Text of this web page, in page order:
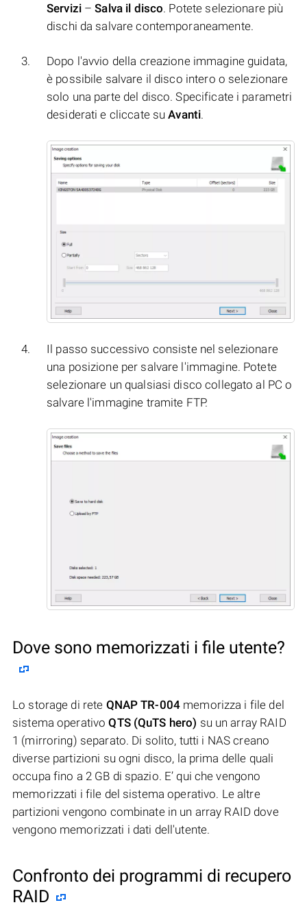
Servizi–Salva il disco. Potete selezionare più
dischi da salvare contemporaneamente.
Dopo l'avvio della creazione immagine guidata,
è possibile salvare il disco intero o selezionare
solo una parte del disco. Specificate i parametri
desiderati e cliccate suAvanti.
Il passo successivo consiste nel selezionare
una posizione per salvare l'immagine. Potete
selezionare un qualsiasi disco collegato al PC o
salvare l'immagine tramite FTP.
Dove sono memorizzati i file utente?
Lo storage di rete QNAP TR-004 memorizza i file del
sistema operativoQTS (QuTS hero) su un array RAID
1 (mirroring) separato. Di solito, tutti i NAS creano
diverse partizioni su ogni disco, la prima delle quali
occupa fino a 2 GB di spazio. E’ qui che vengono
memorizzati i file del sistema operativo. Le altre
partizioni vengono combinate in un array RAID dove
vengono memorizzati i dati dell'utente.
Confronto dei programmi di recupero
RAID